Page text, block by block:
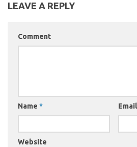
LEAVE A REPLY
Comment
Name * Email
Website